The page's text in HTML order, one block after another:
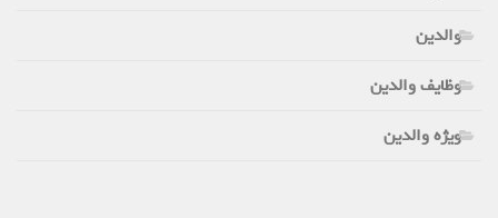
والدین
وظایف والدین
ویژه والدین